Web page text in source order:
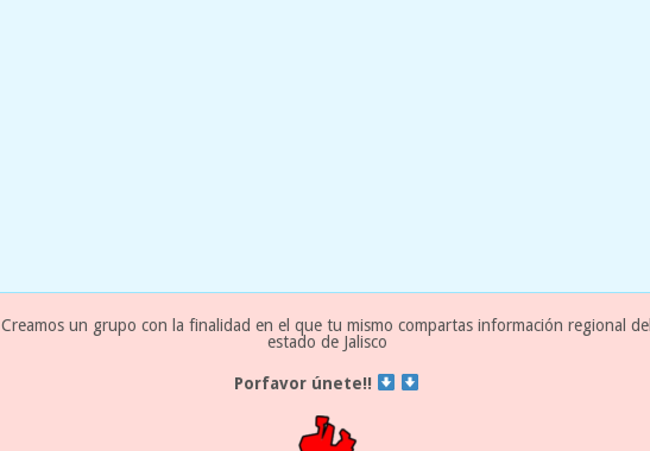
Creamos un grupo con la finalidad en el que tu mismo compartas información regional del
estado de Jalisco
Porfavor únete!!